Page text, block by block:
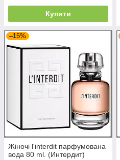
Купити
–15%
Жіночі l'interdit парфумована
вода 80 ml. (Интердит)